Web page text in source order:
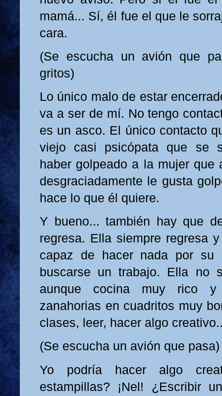
mamá... Sí, él fue el que le
cara.
(Se escucha un avión que
gritos)
Lo único malo de estar
va a ser de mí. No tengo
es un asco. El único contacto
viejo casi psicópata que se
haber golpeado a la mujer que
desgraciadamente le gusta
hace lo que él quiere.
Y bueno... también hay que
regresa. Ella siempre regresa
capaz de hacer nada por su
buscarse un trabajo. Ella no
aunque cocina muy rico
zanahorias en cuadritos muy
clases, leer, hacer algo
(Se escucha un avión que pasa)
Yo podría hacer algo
estampillas? ¡Nel! ¿Escribir